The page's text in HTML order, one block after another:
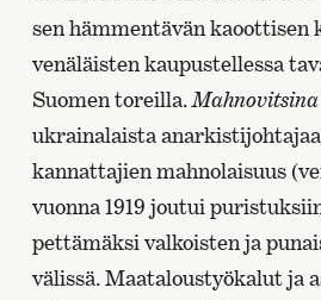
sen hämmentävän kaoottisen
venäläisten kaupustellessa
Suomen toreilla.Mahnovitsina
ukrainalaista
kannattajien mahnolaisuus
vuonna 1919 joutui
pettämäksi valkoisten ja
välissä. Maataloustyökalut ja